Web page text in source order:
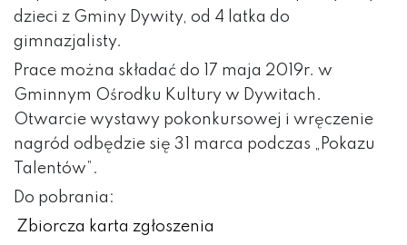
dzieci z Gminy Dywity, od 4 latka do
gimnazjalisty.
Prace można składać do 17 maja 2019r. w
Gminnym Ośrodku Kultury w Dywitach.
Otwarcie wystawy pokonkursowej i wręczenie
nagród odbędzie się 31 marca podczas „Pokazu
Talentów”.
Do pobrania:
Zbiorcza karta zgłoszenia